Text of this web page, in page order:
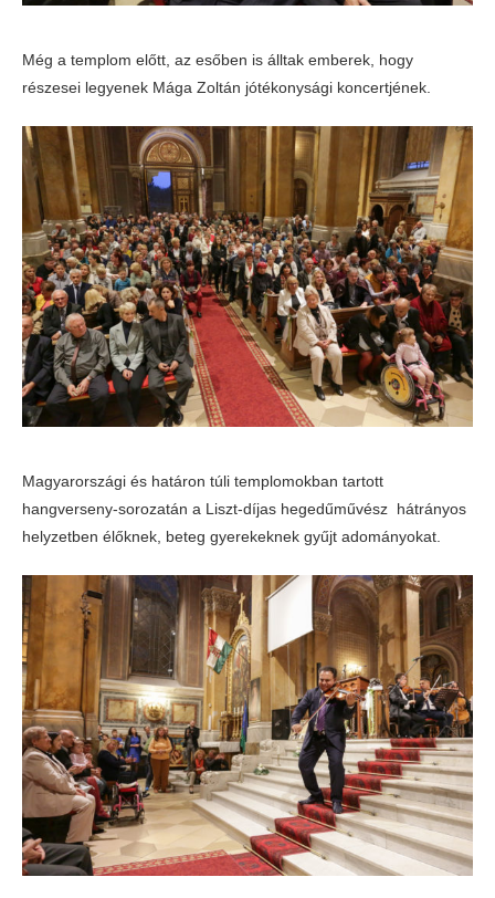
Még a templom előtt, az esőben is álltak emberek, hogy
részesei legyenek Mága Zoltán jótékonysági koncertjének.
Magyarországi és határon túli templomokban tartott
hangverseny-sorozatán a Liszt-díjas hegedűművész hátrányos
helyzetben élőknek, beteg gyerekeknek gyűjt adományokat.